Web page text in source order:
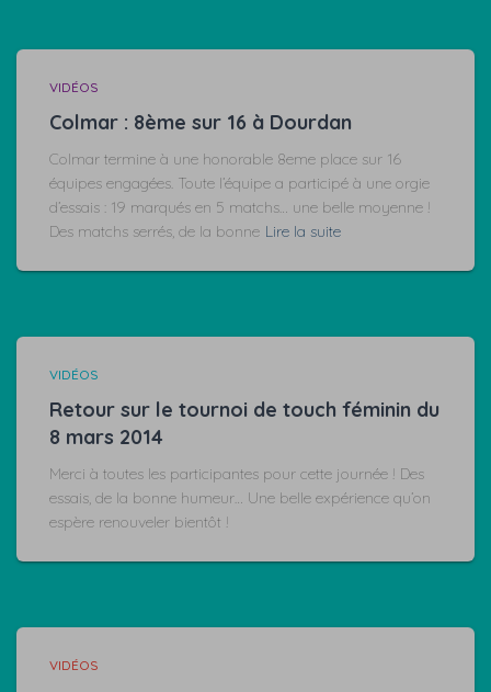
VIDÉOS
Colmar : 8ème sur 16 à Dourdan
Colmar termine à une honorable 8eme place sur 16
équipes engagées. Toute l’équipe a participé à une orgie
d’essais : 19 marqués en 5 matchs… une belle moyenne !
Des matchs serrés, de la bonne Lire la suite
VIDÉOS
Retour sur le tournoi de touch féminin du
8 mars 2014
Merci à toutes les participantes pour cette journée ! Des
essais, de la bonne humeur… Une belle expérience qu’on
espère renouveler bientôt !
VIDÉOS